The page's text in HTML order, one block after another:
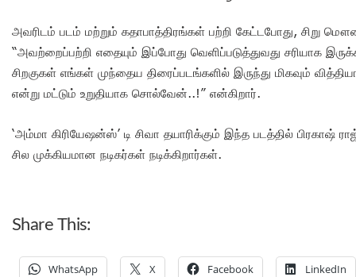
அவரிடம் படம் மற்றும் கதாபாத்திரங்கள் பற்றி கேட்டபோது, சிறு
“அவற்றைப்பற்றி எதையும் இப்போது வெளிப்படுத்துவது சரியாக
சிறகுகள் எங்கள் முந்தைய திரைப்படங்களில் இருந்து மிகவும்
என்று மட்டும் உறுதியாக சொல்வேன்..!” என்கிறார்.
‘அம்மா கிரியேஷன்ஸ்’ டி சிவா தயாரிக்கும் இந்த படத்தில் பிரகாஷ்
சில முக்கியமான நடிகர்கள் நடிக்கிறார்கள்.
Share This:
WhatsApp X Facebook LinkedIn